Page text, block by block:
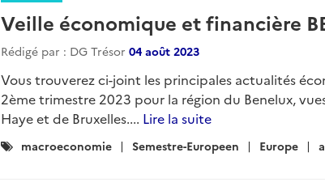
Veille économique et financière
Rédigé par : DG Trésor 04 août 2023
Vous trouverez ci-joint les principales actualités
2ème trimestre 2023 pour la région du Benelux,
Haye et de Bruxelles.... Lire la suite
Catégories
macroeconomie Semestre-Europeen Europe